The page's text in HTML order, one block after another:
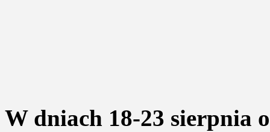
W dniach 18-23 sierpnia